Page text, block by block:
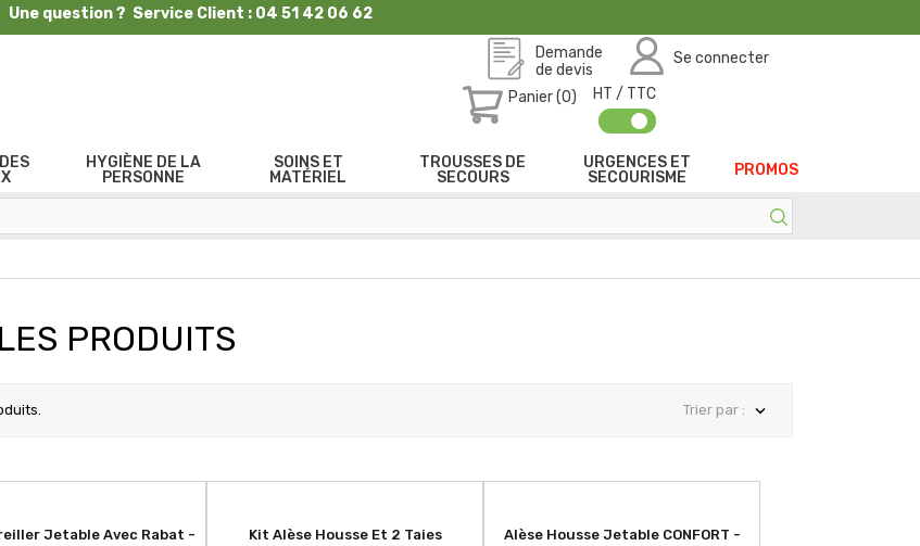
Une question ? Service Client : 04 51 42 06 62
Demande
de devis
Se connecter
Panier (0) HT / TTC
HYGIÈNE DE LA
PERSONNE
SOINS ET
MATÉRIEL
TROUSSES DE
SECOURS
URGENCES ET
SECOURISME
PROMOS
PRODUITS
Trier par : 
Jetable Avec Rabat -
Kit Alèse Housse Et 2 Taies
Alèse Housse Jetable CONFORT -